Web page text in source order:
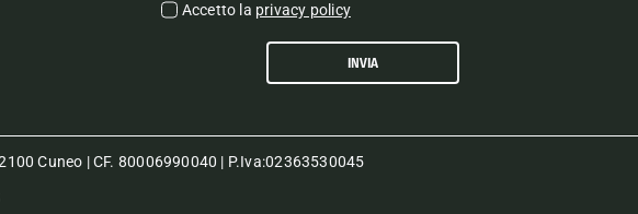
Accetto la privacy policy
INVIA
Cuneo | CF. 80006990040 | P.Iva:02363530045